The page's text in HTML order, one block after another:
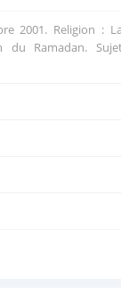
2001. Religion :
du Ramadan.